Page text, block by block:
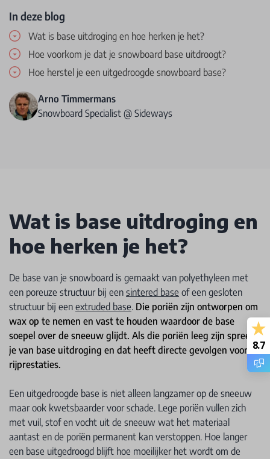
In deze blog
Wat is base uitdroging en hoe herken je het?
Hoe voorkom je dat je snowboard base uitdroogt?
Hoe herstel je een uitgedroogde snowboard base?
Arno Timmermans
Snowboard Specialist @ Sideways
Wat is base uitdroging en
hoe herken je het?
De base van je snowboard is gemaakt van polyethyleen met
een poreuze structuur bij een sintered base of een gesloten
structuur bij een extruded base. Die poriën zijn ontworpen om
wax op te nemen en vast te houden waardoor de base
soepel over de sneeuw glijdt. Als die poriën leeg zijn spreek
je van base uitdroging en dat heeft directe gevolgen voor je
rijprestaties.
Een uitgedroogde base is niet alleen langzamer op de sneeuw
maar ook kwetsbaarder voor schade. Lege poriën vullen zich
met vuil, stof en vocht uit de sneeuw wat het materiaal
aantast en de poriën permanent kan verstoppen. Hoe langer
een base uitgedroogd blijft hoe moeilijker het wordt om de
8.7